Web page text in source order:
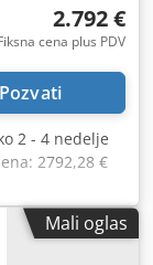
2.792 €
cena plus PDV
Pozvati
2 - 4 nedelje
2792,28 €
10 mm Prihvat:
Obrtaji: 250
Širina: 520
60 mm
Mali oglas